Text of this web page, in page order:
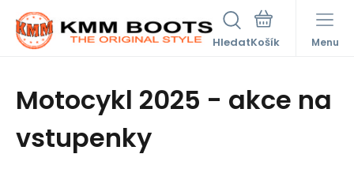
Hledat Menu
Motocykl 2025 - akce na
vstupenky